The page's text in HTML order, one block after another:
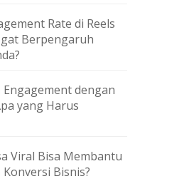
Rate di Reels
Berpengaruh
dengan
yang Harus
Viral Bisa Membantu
Bisnis?